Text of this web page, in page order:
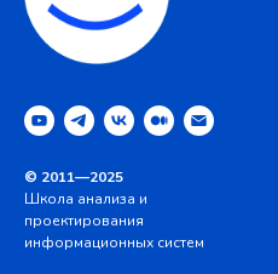
© 2011—2025
Школа анализа и
проектирования
информационных систем